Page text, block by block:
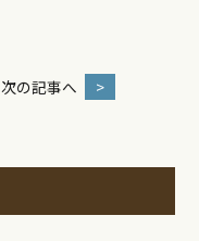
次の記事へ >